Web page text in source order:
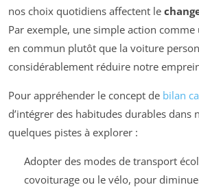
nos choix quotidiens affectent le
Par exemple, une simple action
en commun plutôt que la voiture
considérablement réduire notre
Pour appréhender le concept de bilan
d’intégrer des habitudes durables dans
quelques pistes à explorer :
Adopter des modes de transport
covoiturage ou le vélo, pour